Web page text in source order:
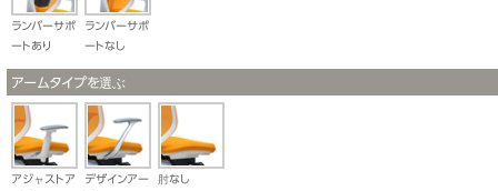
ランバーサポ
ートあり
ランバーサポ
ートなし
アームタイプを選ぶ
アジャストア
デザインアー
肘なし